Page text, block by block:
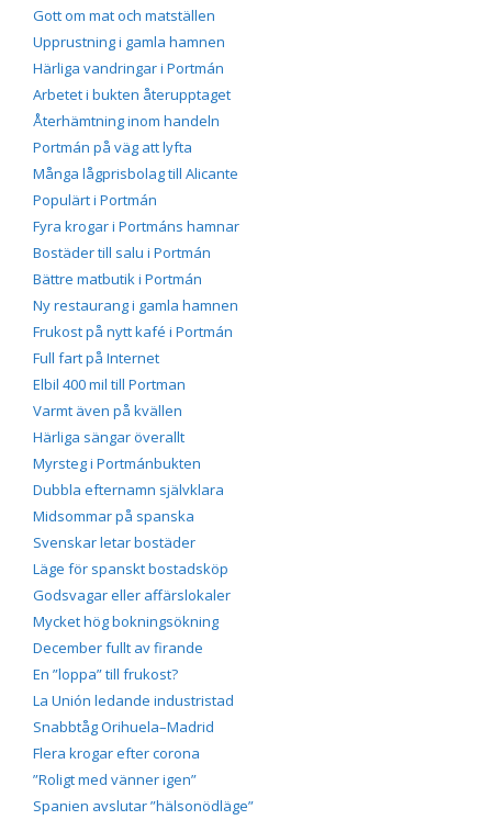
Gott om mat och matställen
Upprustning i gamla hamnen
Härliga vandringar i Portmán
Arbetet i bukten återupptaget
Återhämtning inom handeln
Portmán på väg att lyfta
Många lågprisbolag till Alicante
Populärt i Portmán
Fyra krogar i Portmáns hamnar
Bostäder till salu i Portmán
Bättre matbutik i Portmán
Ny restaurang i gamla hamnen
Frukost på nytt kafé i Portmán
Full fart på Internet
Elbil 400 mil till Portman
Varmt även på kvällen
Härliga sängar överallt
Myrsteg i Portmánbukten
Dubbla efternamn självklara
Midsommar på spanska
Svenskar letar bostäder
Läge för spanskt bostadsköp
Godsvagar eller affärslokaler
Mycket hög bokningsökning
December fullt av firande
En ”loppa” till frukost?
La Unión ledande industristad
Snabbtåg Orihuela–Madrid
Flera krogar efter corona
”Roligt med vänner igen”
Spanien avslutar ”hälsonödläge”